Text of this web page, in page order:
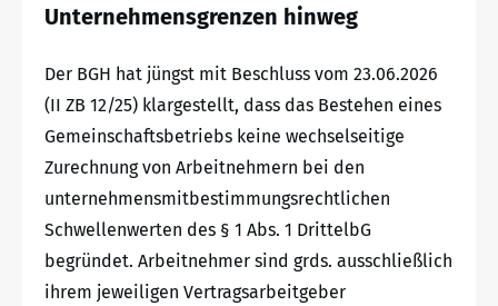
Unternehmensgrenzen hinweg
Der BGH hat jüngst mit Beschluss vom 23.06.2026
(II ZB 12/25) klargestellt, dass das Bestehen eines
Gemeinschaftsbetriebs keine wechselseitige
Zurechnung von Arbeitnehmern bei den
unternehmensmitbestimmungsrechtlichen
Schwellenwerten des § 1 Abs. 1 DrittelbG
begründet. Arbeitnehmer sind grds. ausschließlich
ihrem jeweiligen Vertragsarbeitgeber